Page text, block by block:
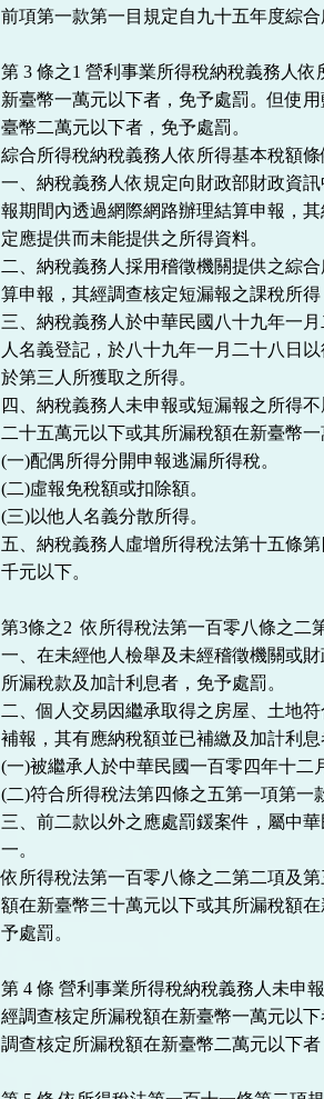
前項第一款第一目規定自九十五年度綜合
第 3 條之1 營利事業所得稅納稅義務人
新臺幣一萬元以下者，免予處罰。但使
臺幣二萬元以下者，免予處罰。
綜合所得稅納稅義務人依所得基本稅額
一、納稅義務人依規定向財政部財政資
報期間內透過網際網路辦理結算申報，
定應提供而未能提供之所得資料。
二、納稅義務人採用稽徵機關提供之綜
算申報，其經調查核定短漏報之課稅所
三、納稅義務人於中華民國八十九年一
人名義登記，於八十九年一月二十八日
於第三人所獲取之所得。
四、納稅義務人未申報或短漏報之所得
二十五萬元以下或其所漏稅額在新臺幣
(一)配偶所得分開申報逃漏所得稅。
(二)虛報免稅額或扣除額。
(三)以他人名義分散所得。
五、納稅義務人虛增所得稅法第十五條
千元以下。
第3條之2 依所得稅法第一百零八條之二
一、在未經他人檢舉及未經稽徵機關或
所漏稅款及加計利息者，免予處罰。
二、個人交易因繼承取得之房屋、土地
補報，其有應納稅額並已補繳及加計利息
(一)被繼承人於中華民國一百零四年十二
(二)符合所得稅法第四條之五第一項第一
三、前二款以外之應處罰鍰案件，屬中
一。
依所得稅法第一百零八條之二第二項及
額在新臺幣三十萬元以下或其所漏稅額
予處罰。
第 4 條 營利事業所得稅納稅義務人未申
經調查核定所漏稅額在新臺幣一萬元以
調查核定所漏稅額在新臺幣二萬元以下者